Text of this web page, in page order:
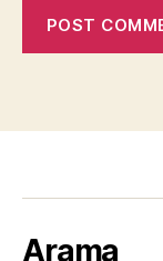
Arama